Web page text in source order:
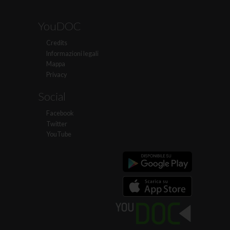
YouDOC
Credits
Informazioni legali
Mappa
Privacy
Social
Facebook
Twitter
YouTube